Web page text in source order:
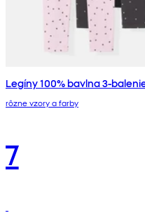
Legíny 100% bavlna 3-
rôzne vzory a farby
7